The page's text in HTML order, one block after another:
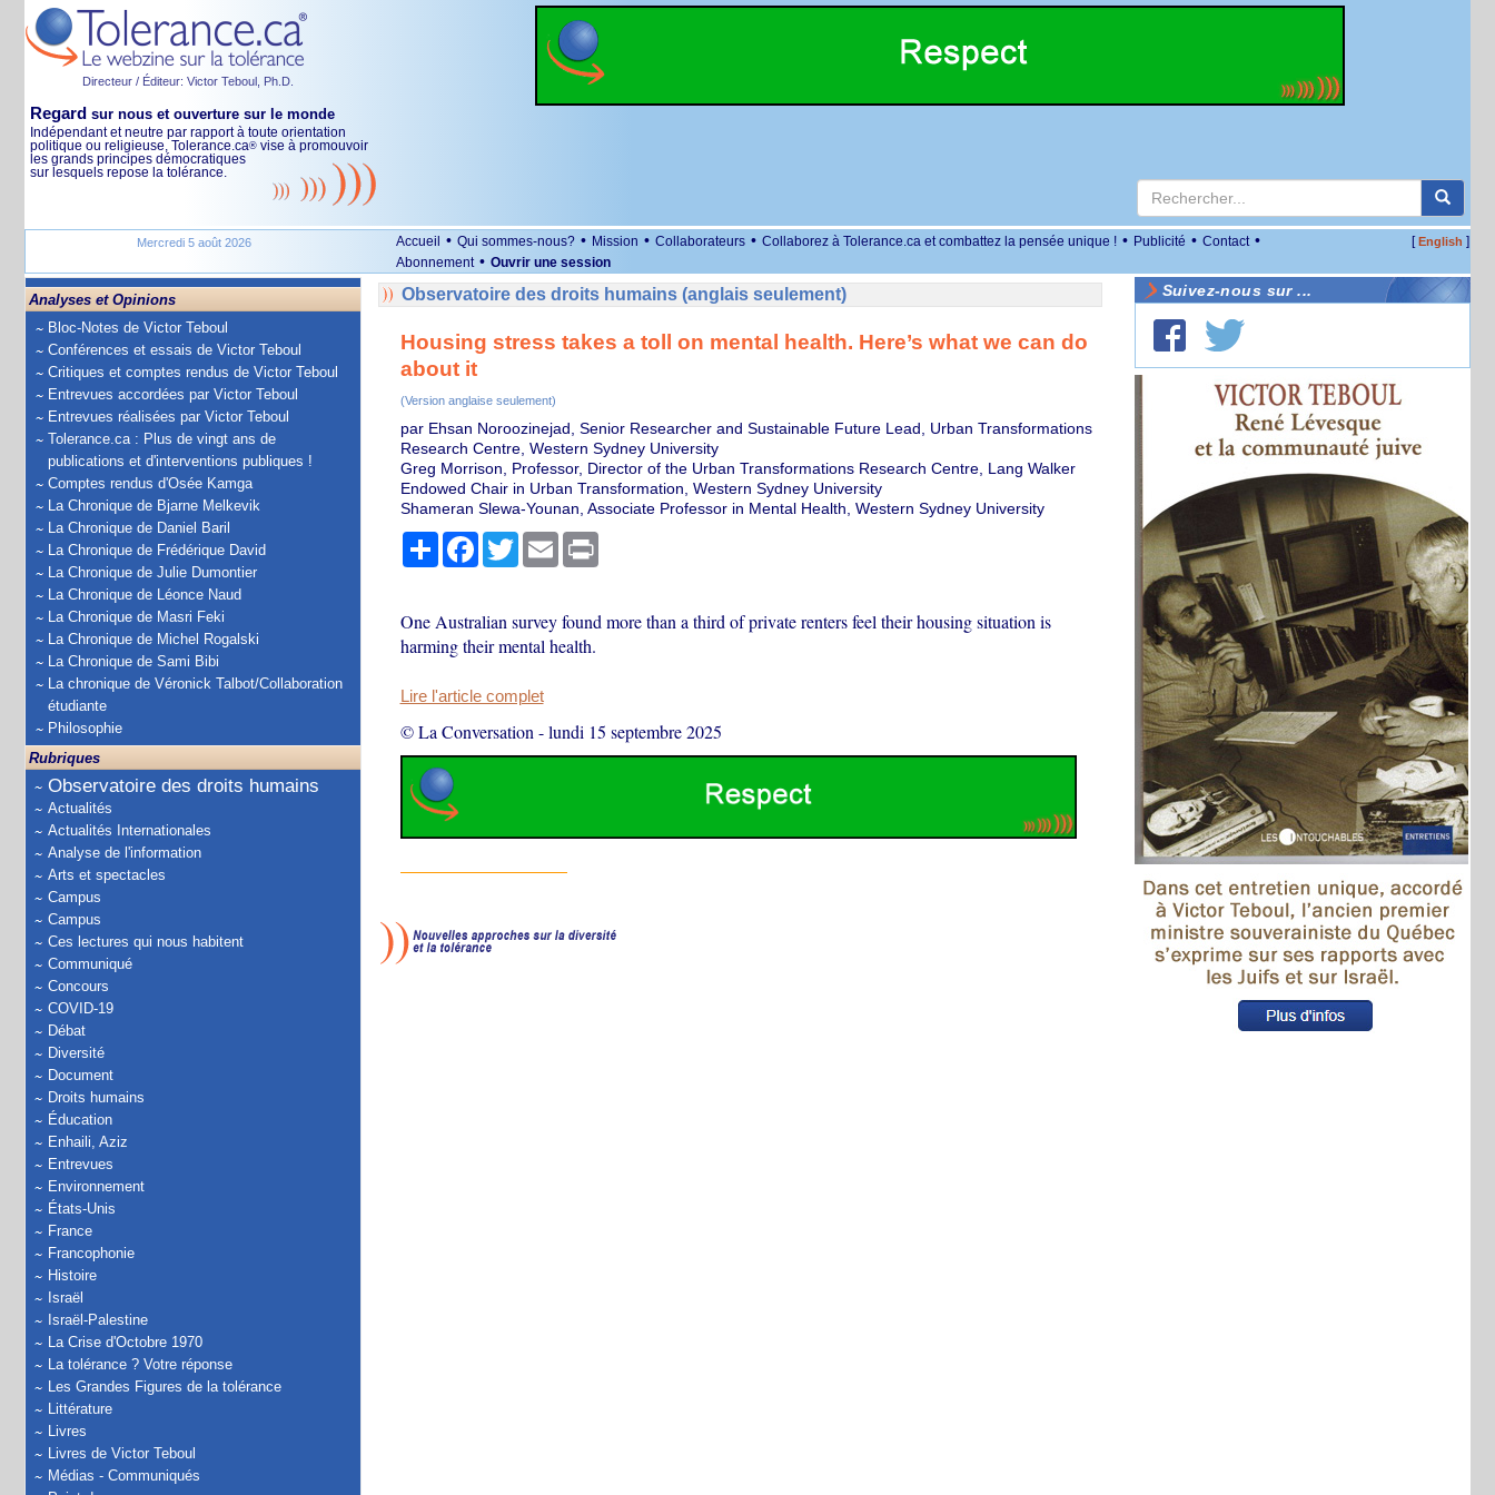
Directeur / Éditeur: Victor Teboul, Ph.D.
Regard sur nous et ouverture sur le monde
Indépendant et neutre par rapport à toute orientation
politique ou religieuse, Tolerance.ca® vise à promouvoir
les grands principes démocratiques
sur lesquels repose la tolérance.
Mercredi 5 août 2026 Accueil • Qui sommes-nous? • Mission • Collaborateurs • Collaborez à Tolerance.ca et combattez la pensée unique ! • Publicité • Contact •
Abonnement • Ouvrir une session
[English ]
Analyses et Opinions
Bloc-Notes de Victor Teboul
Conférences et essais de Victor Teboul
Critiques et comptes rendus de Victor Teboul
Entrevues accordées par Victor Teboul
Entrevues réalisées par Victor Teboul
Tolerance.ca : Plus de vingt ans de
publications et d'interventions publiques !
Comptes rendus d'Osée Kamga
La Chronique de Bjarne Melkevik
La Chronique de Daniel Baril
La Chronique de Frédérique David
La Chronique de Julie Dumontier
La Chronique de Léonce Naud
La Chronique de Masri Feki
La Chronique de Michel Rogalski
La Chronique de Sami Bibi
La chronique de Véronick Talbot/Collaboration
étudiante
Philosophie
Rubriques
Observatoire des droits humains
Actualités
Actualités Internationales
Analyse de l'information
Arts et spectacles
Campus
Campus
Ces lectures qui nous habitent
Communiqué
Concours
COVID-19
Débat
Diversité
Document
Droits humains
Éducation
Enhaili, Aziz
Entrevues
Environnement
États-Unis
France
Francophonie
Histoire
Israël
Israël-Palestine
La Crise d'Octobre 1970
La tolérance ? Votre réponse
Les Grandes Figures de la tolérance
Littérature
Livres
Livres de Victor Teboul
Médias - Communiqués
Observatoire des droits humains (anglais seulement)
Housing stress takes a toll on mental health. Here’s what we can do
about it
(Version anglaise seulement)
par Ehsan Noroozinejad, Senior Researcher and Sustainable Future Lead, Urban Transformations
Research Centre, Western Sydney University
Greg Morrison, Professor, Director of the Urban Transformations Research Centre, Lang Walker
Endowed Chair in Urban Transformation, Western Sydney University
Shameran Slewa-Younan, Associate Professor in Mental Health, Western Sydney University
PartagerFacebook
TwitterEmail Print
One Australian survey found more than a third of private renters feel their housing situation is
harming their mental health.
Lire l'article complet
© La Conversation -lundi 15 septembre 2025
Suivez-nous sur ...